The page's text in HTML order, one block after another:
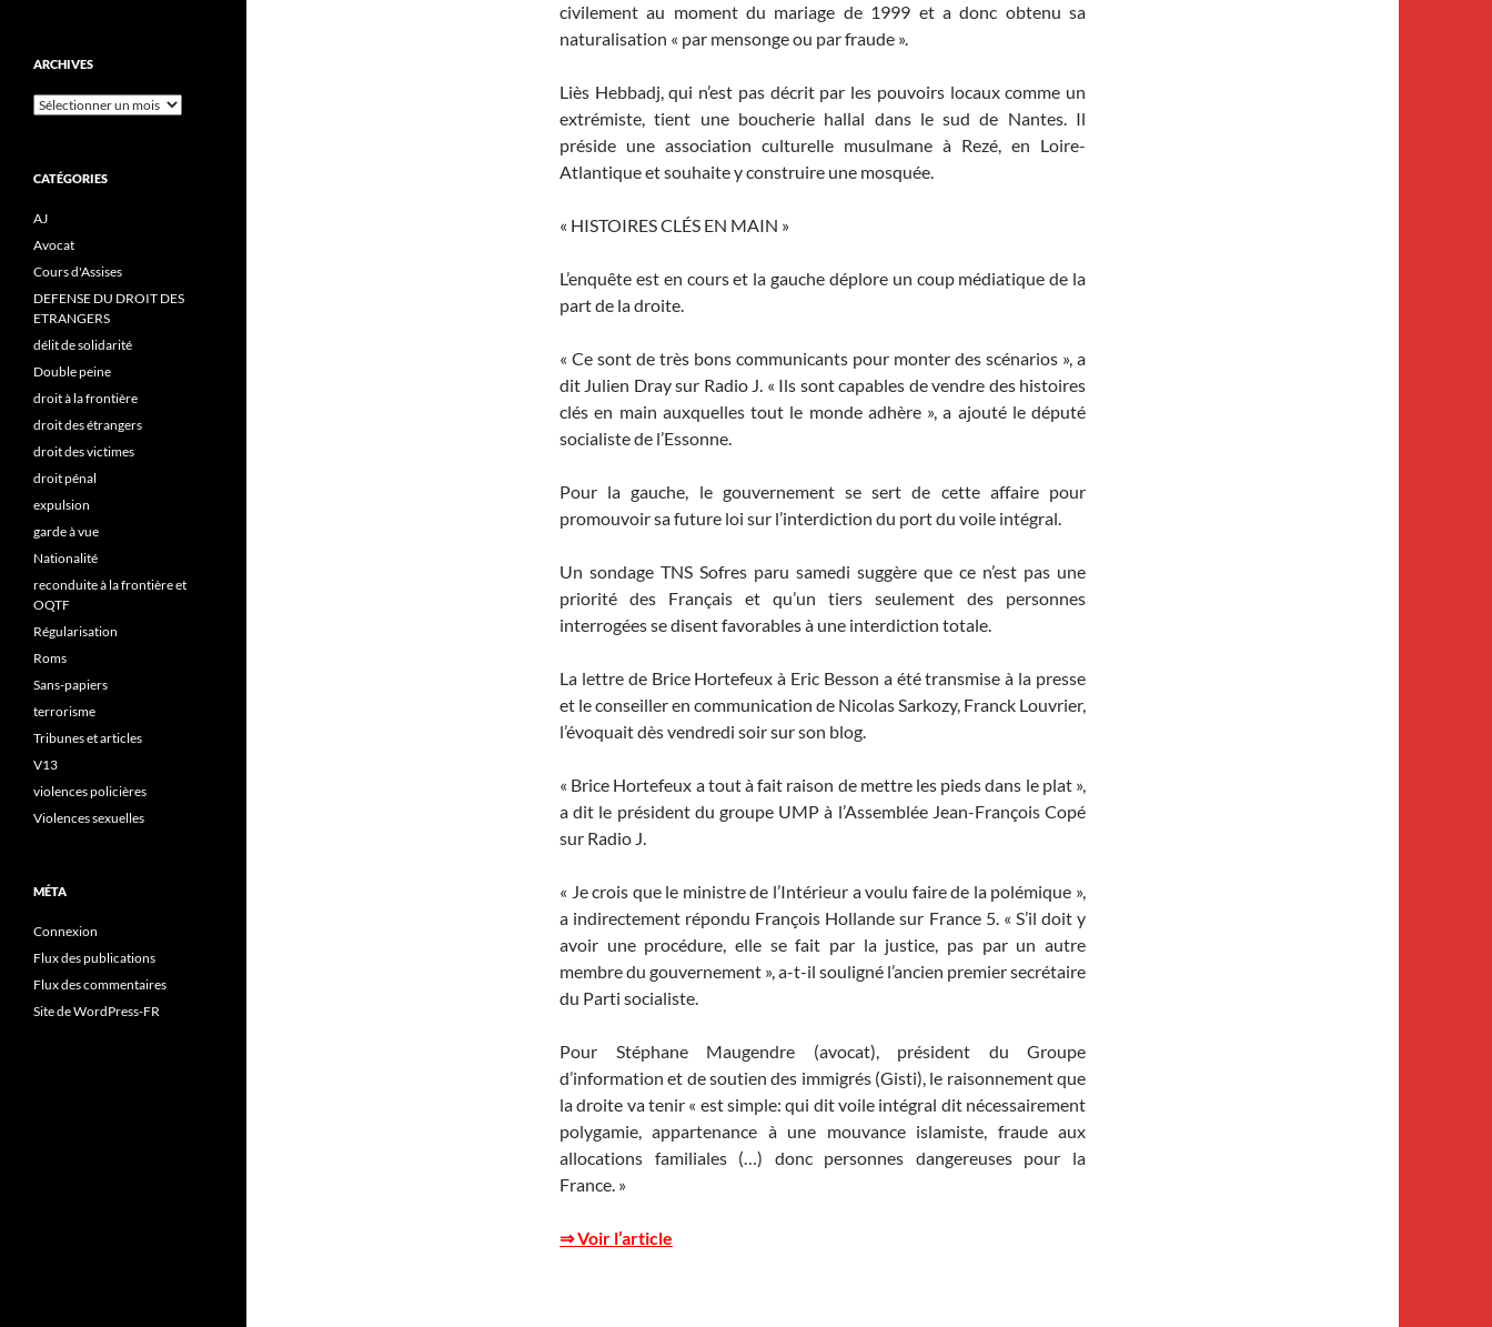
civilement au moment du mariage de 1999 et a donc obtenu sa
naturalisation « par mensonge ou par fraude ».
Liès Hebbadj, qui n’est pas décrit par les pouvoirs locaux comme un
extrémiste, tient une boucherie hallal dans le sud de Nantes. Il
préside une association culturelle musulmane à Rezé, en Loire-
Atlantique et souhaite y construire une mosquée.
« HISTOIRES CLÉS EN MAIN »
L’enquête est en cours et la gauche déplore un coup médiatique de la
part de la droite.
« Ce sont de très bons communicants pour monter des scénarios », a
dit Julien Dray sur Radio J. « Ils sont capables de vendre des histoires
clés en main auxquelles tout le monde adhère », a ajouté le député
socialiste de l’Essonne.
Pour la gauche, le gouvernement se sert de cette affaire pour
promouvoir sa future loi sur l’interdiction du port du voile intégral.
Un sondage TNS Sofres paru samedi suggère que ce n’est pas une
priorité des Français et qu’un tiers seulement des personnes
interrogées se disent favorables à une interdiction totale.
La lettre de Brice Hortefeux à Eric Besson a été transmise à la presse
et le conseiller en communication de Nicolas Sarkozy, Franck Louvrier,
l’évoquait dès vendredi soir sur son blog.
« Brice Hortefeux a tout à fait raison de mettre les pieds dans le plat »,
a dit le président du groupe UMP à l’Assemblée Jean-François Copé
sur Radio J.
« Je crois que le ministre de l’Intérieur a voulu faire de la polémique »,
a indirectement répondu François Hollande sur France 5. « S’il doit y
avoir une procédure, elle se fait par la justice, pas par un autre
membre du gouvernement », a-t-il souligné l’ancien premier secrétaire
du Parti socialiste.
Pour Stéphane Maugendre (avocat), président du Groupe
d’information et de soutien des immigrés (Gisti), le raisonnement que
la droite va tenir « est simple: qui dit voile intégral dit nécessairement
polygamie, appartenance à une mouvance islamiste, fraude aux
allocations familiales (…) donc personnes dangereuses pour la
France. »
⇒ Voir l’article
ARCHIVES
Archives
CATÉGORIES
AJ
Avocat
Cours d'Assises
DEFENSE DU DROIT DES
ETRANGERS
délit de solidarité
Double peine
droit à la frontière
droit des étrangers
droit des victimes
droit pénal
expulsion
garde à vue
Nationalité
reconduite à la frontière et
OQTF
Régularisation
Roms
Sans-papiers
terrorisme
Tribunes et articles
V13
violences policières
Violences sexuelles
MÉTA
Connexion
Flux des publications
Flux des commentaires
Site de WordPress-FR